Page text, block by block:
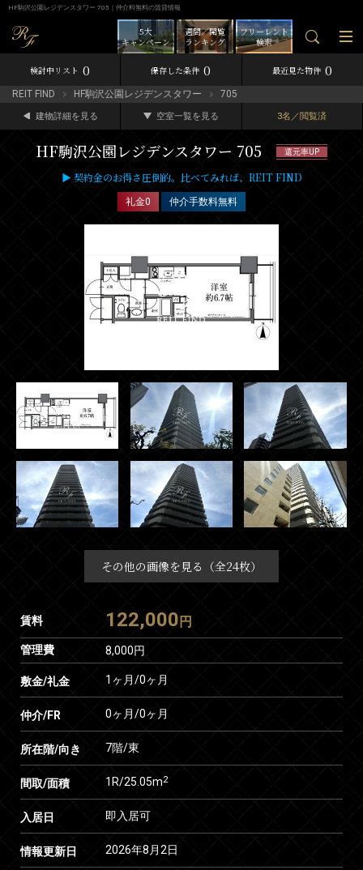
HF駒沢公園レジデンスタワー 705｜仲介料無料の賃貸情報
フリーレント
検索
週間／閲覧
ランキング
5大
キャンペーン
検討中リスト 0 保存した条件 0 最近見た物件 0
REIT FIND HF駒沢公園レジデンスタワー 705
建物詳細を見る 空室一覧を見る 3名／閲覧済
HF駒沢公園レジデンスタワー 705 還元率UP
▶ 契約金のお得さ圧倒的。比べてみれば、REIT FIND
礼金0 仲介手数料無料
その他の画像を見る（全24枚）
賃料 122,000 円
管理費 8,000円
敷金/礼金 1ヶ月/0ヶ月
仲介/FR 0ヶ月/0ヶ月
所在階/向き 7階/東
間取/面積 1R/25.05m2
入居日 即入居可
情報更新日 2026年8月2日